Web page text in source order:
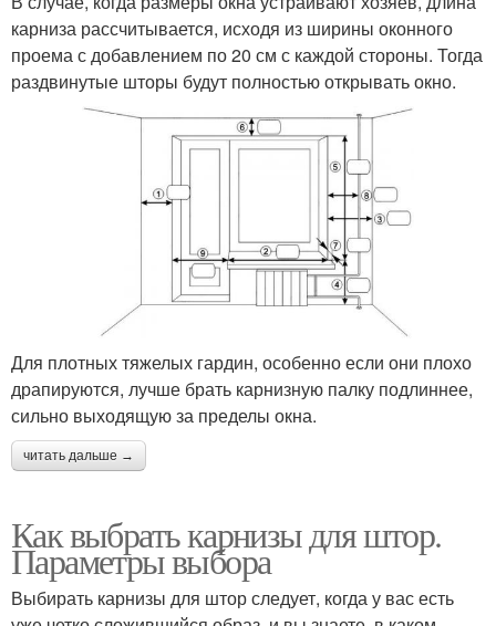
карниза рассчитывается, исходя из ширины оконного
проема с добавлением по 20 см с каждой стороны. Тогда
раздвинутые шторы будут полностью открывать окно.
Для плотных тяжелых гардин, особенно если они плохо
драпируются, лучше брать карнизную палку подлиннее,
сильно выходящую за пределы окна.
читать дальше →
Как выбрать карнизы для штор.
Параметры выбора
Выбирать карнизы для штор следует, когда у вас есть